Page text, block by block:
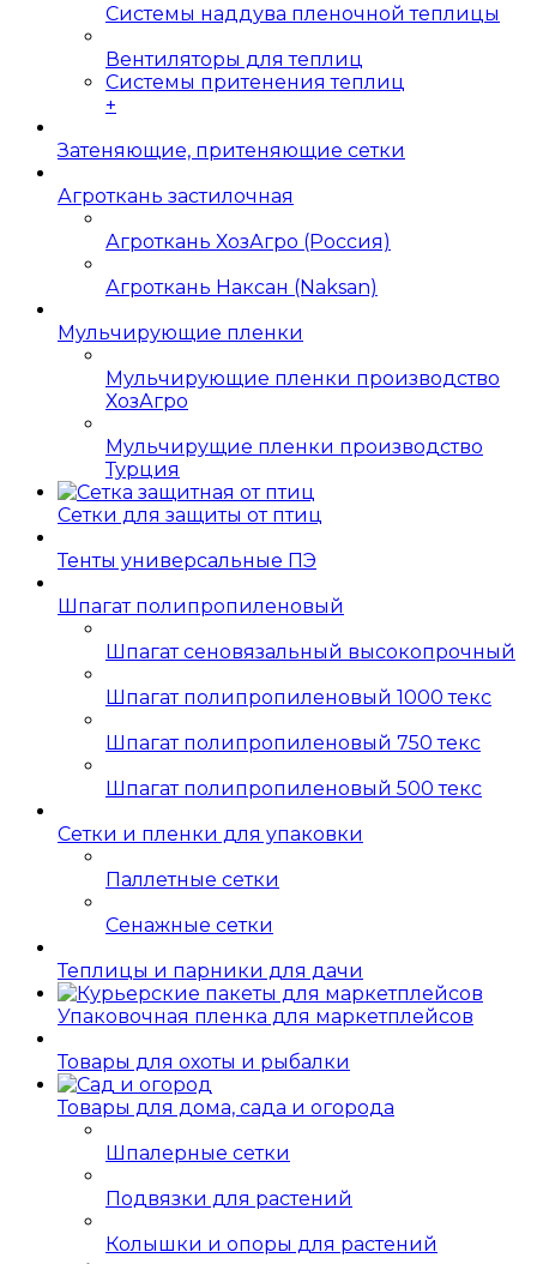
Системы наддува пленочной теплицы
Вентиляторы для теплиц
Системы притенения теплиц
+
Затеняющие, притеняющие сетки
Агроткань застилочная
Агроткань ХозАгро (Россия)
Агроткань Наксан (Naksan)
Мульчирующие пленки
Мульчирующие пленки производство
ХозАгро
Мульчирущие пленки производство
Турция
Сетки для защиты от птиц
Тенты универсальные ПЭ
Шпагат полипропиленовый
Шпагат сеновязальный высокопрочный
Шпагат полипропиленовый 1000 текс
Шпагат полипропиленовый 750 текс
Шпагат полипропиленовый 500 текс
Сетки и пленки для упаковки
Паллетные сетки
Сенажные сетки
Теплицы и парники для дачи
Упаковочная пленка для маркетплейсов
Товары для охоты и рыбалки
Товары для дома, сада и огорода
Шпалерные сетки
Подвязки для растений
Колышки и опоры для растений